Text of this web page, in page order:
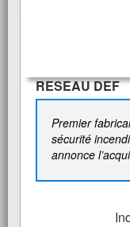
RESEAU DEF
Premier
sécurité
annonce